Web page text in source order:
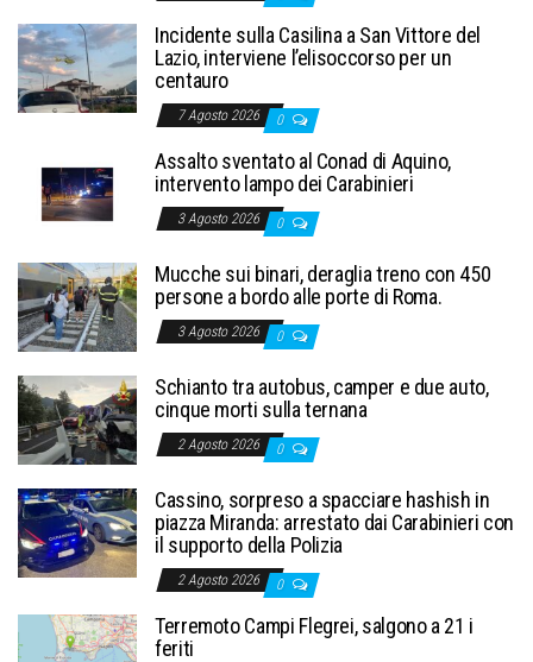
Incidente sulla Casilina a San Vittore del
Lazio, interviene l’elisoccorso per un
centauro
7 Agosto 2026 0
Assalto sventato al Conad di Aquino,
intervento lampo dei Carabinieri
3 Agosto 2026 0
Mucche sui binari, deraglia treno con 450
persone a bordo alle porte di Roma.
3 Agosto 2026 0
Schianto tra autobus, camper e due auto,
cinque morti sulla ternana
2 Agosto 2026 0
Cassino, sorpreso a spacciare hashish in
piazza Miranda: arrestato dai Carabinieri con
il supporto della Polizia
2 Agosto 2026 0
Terremoto Campi Flegrei, salgono a 21 i
feriti